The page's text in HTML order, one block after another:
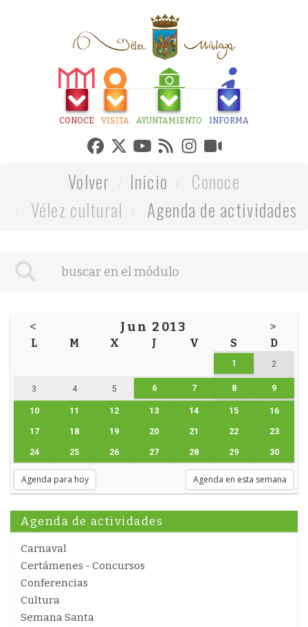
CONOCE VISITA AYUNTAMIENTO INFORMA
Volver Inicio
Conoce
Vélez cultural
Agenda de actividades
< Jun 2013 >
L M X J V S D
1 2
3 4 5 6 7 8 9
10 11 12 13 14 15 16
17 18 19 20 21 22 23
24 25 26 27 28 29 30
Agenda para hoy Agenda en esta semana
Agenda de actividades
Carnaval
Certámenes - Concursos
Conferencias
Cultura
Semana Santa